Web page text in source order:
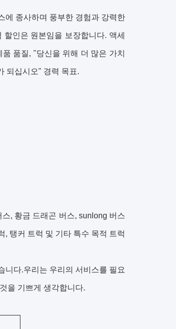
에 종사하며 풍부한 경험과 강력한
인은 원본임을 보장합니다. 액세
품질, "당신을 위해 더 많은 가치
되십시오" 경력 목표.
, 황금 드래곤 버스, sunlong 버스
, 탱커 트럭 및 기타 특수 목적 트럭
니다.우리는 우리의 서비스를 필요
을 기쁘게 생각합니다.